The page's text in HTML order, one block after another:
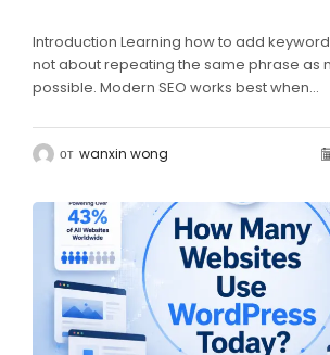
Introduction Learning how to add
not about repeating the same phrase as
possible. Modern SEO works best when...
от wanxin wong